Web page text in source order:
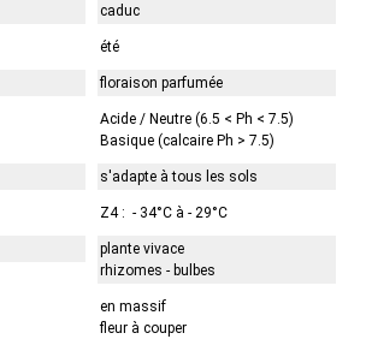
caduc
été
floraison parfumée
Acide / Neutre (6.5 < Ph < 7.5)
Basique (calcaire Ph > 7.5)
s'adapte à tous les sols
Z4 : - 34°C à - 29°C
plante vivace
rhizomes - bulbes
en massif
fleur à couper